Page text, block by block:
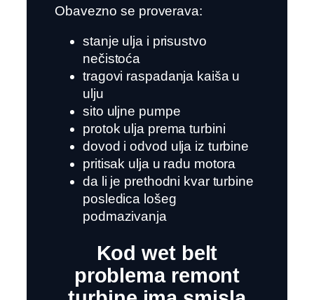
Obavezno se proverava:
stanje ulja i prisustvo
nečistoća
tragovi raspadanja kaiša u
ulju
sito uljne pumpe
protok ulja prema turbini
dovod i odvod ulja iz turbine
pritisak ulja u radu motora
da li je prethodni kvar turbine
posledica lošeg
podmazivanja
Kod wet belt
problema remont